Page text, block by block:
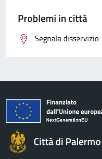
Problemi in città
Segnala disservizio
Città di Palermo